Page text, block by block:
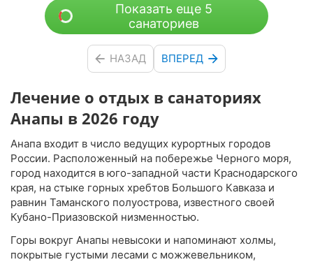
Лечение о отдых в санаториях
Анапы в 2026 году
Анапа входит в число ведущих курортных городов
России. Расположенный на побережье Черного моря,
город находится в юго-западной части Краснодарского
края, на стыке горных хребтов Большого Кавказа и
равнин Таманского полуострова, известного своей
Кубано-Приазовской низменностью.
Горы вокруг Анапы невысоки и напоминают холмы,
покрытые густыми лесами с можжевельником,
Показать еще 5
санаториев
НАЗАД ВПЕРЕД